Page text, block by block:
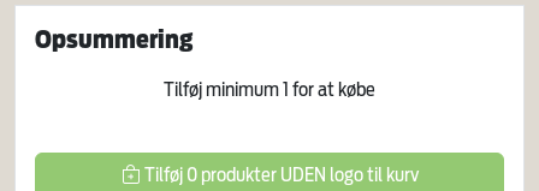
Opsummering
Tilføj minimum1 for at købe
Tilføj 0produkter UDEN logotil kurv